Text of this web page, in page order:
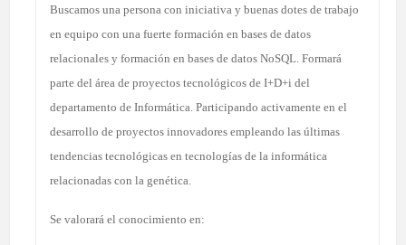
Buscamos una persona con iniciativa y buenas dotes de trabajo
en equipo con una fuerte formación en bases de datos
relacionales y formación en bases de datos NoSQL. Formará
parte del área de proyectos tecnológicos de I+D+i del
departamento de Informática. Participando activamente en el
desarrollo de proyectos innovadores empleando las últimas
tendencias tecnológicas en tecnologías de la informática
relacionadas con la genética.
Se valorará el conocimiento en: